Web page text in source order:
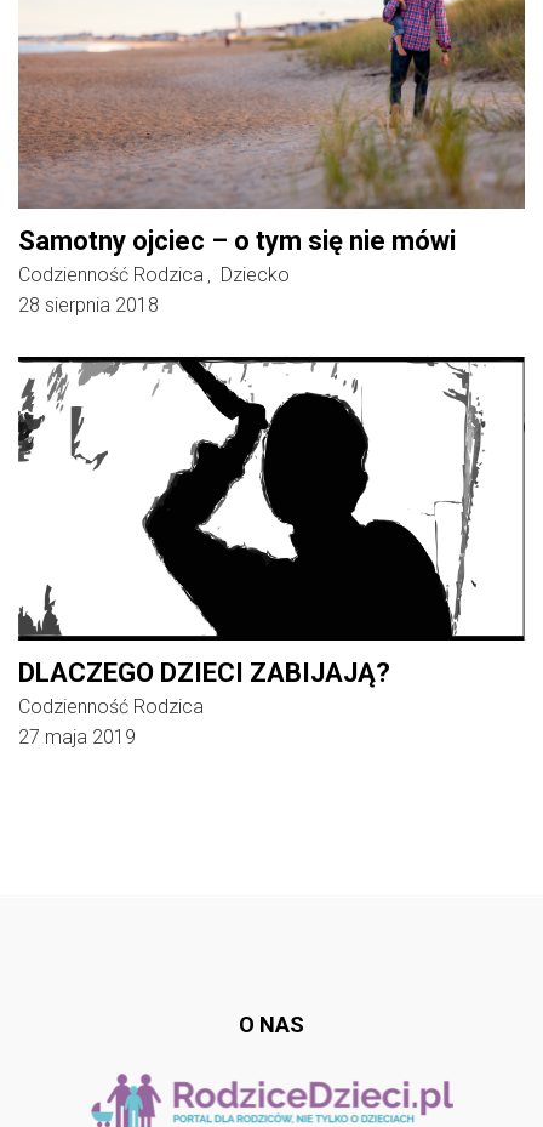
Samotny ojciec – o tym się nie mówi
Codzienność Rodzica
Dziecko
28 sierpnia 2018
DLACZEGO DZIECI ZABIJAJĄ?
Codzienność Rodzica
27 maja 2019
O NAS